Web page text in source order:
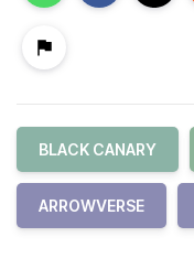
BLACK CANARY
ARROWVERSE